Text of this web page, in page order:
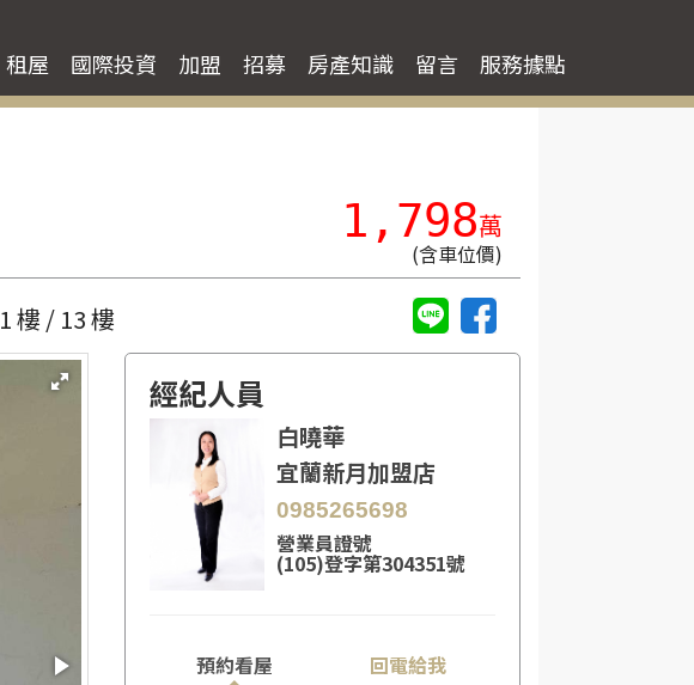
租屋 國際投資 加盟 招募 房產知識 留言 服務據點
1,798萬
(含車位價)
1 樓 / 13 樓
經紀人員
白曉華
宜蘭新月加盟店
0985265698
營業員證號
(105)登字第304351號
預約看屋 回電給我